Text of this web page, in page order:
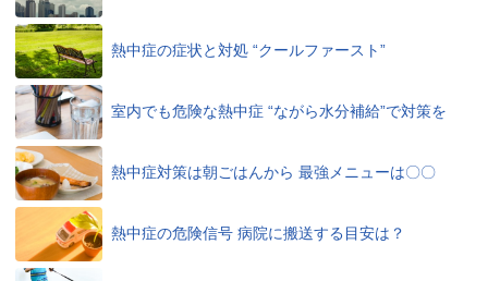
熱中症の症状と対処 “クールファースト”
室内でも危険な熱中症 “ながら水分補給”で対策を
熱中症対策は朝ごはんから 最強メニューは〇〇
熱中症の危険信号 病院に搬送する目安は？